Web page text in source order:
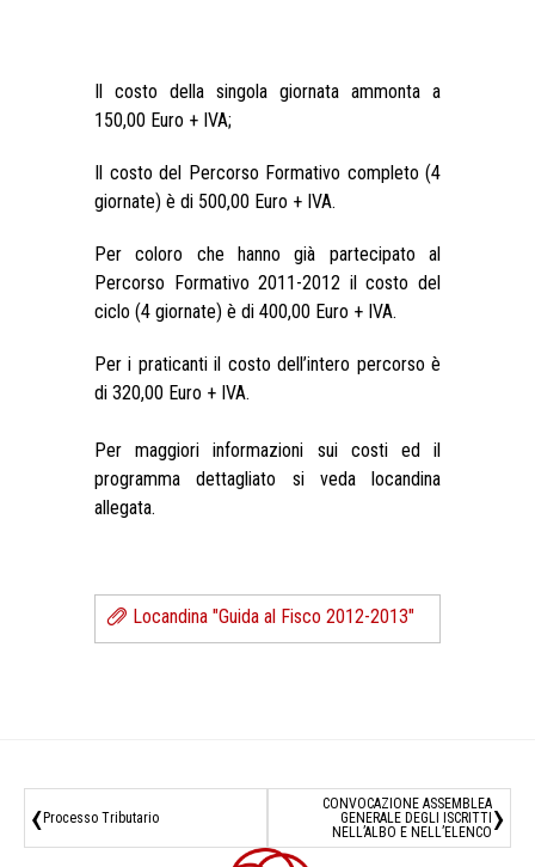
Il costo della singola giornata ammonta a
150,00 Euro + IVA;
Il costo del Percorso Formativo completo (4
giornate) è di 500,00 Euro + IVA.
Per coloro che hanno già partecipato al
Percorso Formativo 2011-2012 il costo del
ciclo (4 giornate) è di 400,00 Euro + IVA.
Per i praticanti il costo dell’intero percorso è
di 320,00 Euro + IVA.
Per maggiori informazioni sui costi ed il
programma dettagliato si veda locandina
allegata.
Locandina "Guida al Fisco 2012-2013"
‹ Processo Tributario
CONVOCAZIONE ASSEMBLEA
GENERALE DEGLI ISCRITTI
NELL’ALBO E NELL’ELENCO ›